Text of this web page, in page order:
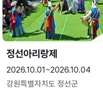
정선아리랑제
2026.10.01~2026.10.04
강원특별자치도 정선군